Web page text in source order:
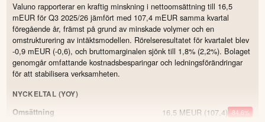
Valuno rapporterar en kraftig minskning i nettoomsättning till 16,5
mEUR för Q3 2025/26 jämfört med 107,4 mEUR samma kvartal
föregående år, främst på grund av minskade volymer och en
omstrukturering av intäktsmodellen. Rörelseresultatet för kvartalet blev
-0,9 mEUR (-0,6), och bruttomarginalen sjönk till 1,8% (2,2%). Bolaget
genomgår omfattande kostnadsbesparingar och ledningsförändringar
för att stabilisera verksamheten.
NYCKELTAL (YOY)
Omsättning
16,5 MEUR (107,4) -84.6%